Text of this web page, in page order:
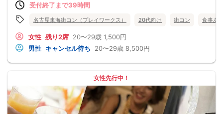
受付終了まで39時間
名古屋東海街コン（プレイワークス） 20代向け 街コン 食事あ
女性 残り2席 20〜29歳 1,500円
男性 キャンセル待ち 20〜29歳 8,500円
女性先行中！